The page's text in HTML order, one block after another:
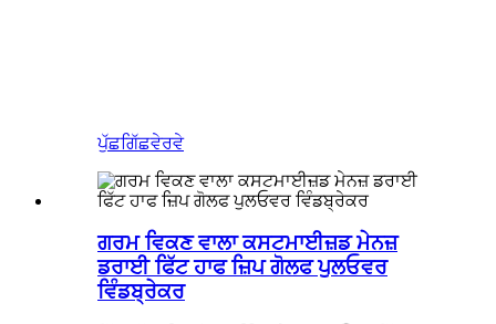
ਪੁੱਛਗਿੱਛਵੇਰਵੇ
ਗਰਮ ਵਿਕਣ ਵਾਲਾ ਕਸਟਮਾਈਜ਼ਡ ਮੇਨਜ਼
ਡਰਾਈ ਫਿੱਟ ਹਾਫ ਜ਼ਿਪ ਗੋਲਫ ਪੁਲਓਵਰ
ਵਿੰਡਬ੍ਰੇਕਰ